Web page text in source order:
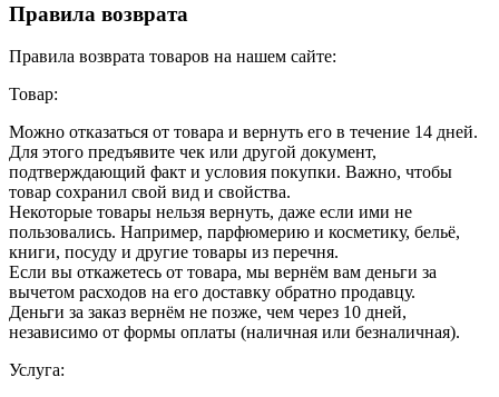
Правила возврата
Правила возврата товаров на нашем сайте:
Товар:
Можно отказаться от товара и вернуть его в течение 14 дней.
Для этого предъявите чек или другой документ,
подтверждающий факт и условия покупки. Важно, чтобы
товар сохранил свой вид и свойства.
Некоторые товары нельзя вернуть, даже если ими не
пользовались. Например, парфюмерию и косметику, бельё,
книги, посуду и другие товары из перечня.
Если вы откажетесь от товара, мы вернём вам деньги за
вычетом расходов на его доставку обратно продавцу.
Деньги за заказ вернём не позже, чем через 10 дней,
независимо от формы оплаты (наличная или безналичная).
Услуга: